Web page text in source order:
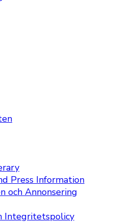
Press Information
och Annonsering
Integritetspolicy